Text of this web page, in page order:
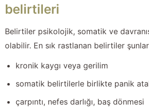
belirtileri
Belirtiler psikolojik, somatik ve
olabilir. En sık rastlanan belirtiler
kronik kaygı veya gerilim
somatik belirtilerle birlikte panik
çarpıntı, nefes darlığı, baş dönmesi